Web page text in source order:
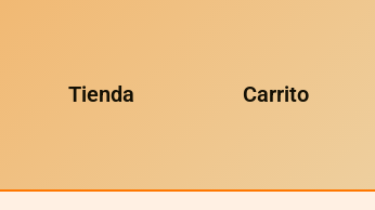
Tienda Carrito